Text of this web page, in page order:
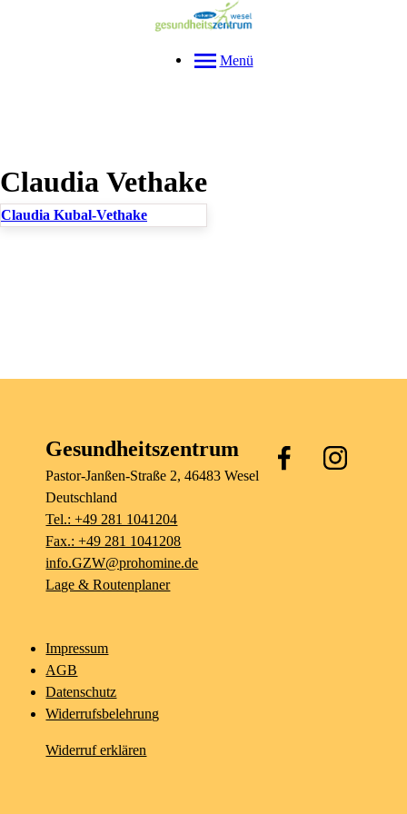
Menü
Claudia Vethake
Claudia Kubal-Vethake
Gesundheitszentrum
Pastor-Janßen-Straße 2, 46483Wesel
Deutschland
Tel.: +49 281 1041204
Fax.: +49 281 1041208
info.GZW@prohomine.de
Lage & Routenplaner
Impressum
AGB
Datenschutz
Widerrufsbelehrung
Widerruf erklären